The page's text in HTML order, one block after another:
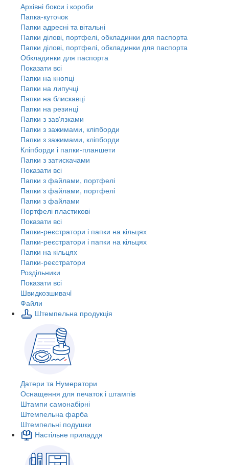
Архівні бокси і короби
Папка-куточок
Папки адресні та вітальні
Папки ділові, портфелі, обкладинки для паспорта
Папки ділові, портфелі, обкладинки для паспорта
Обкладинки для паспорта
Показати всі
Папки на кнопці
Папки на липучці
Папки на блискавці
Папки на резинці
Папки з зав'язками
Папки з зажимами, кліпборди
Папки з зажимами, кліпборди
Кліпборди і папки-планшети
Папки з затискачами
Показати всі
Папки з файлами, портфелі
Папки з файлами, портфелі
Папки з файлами
Портфелі пластикові
Показати всі
Папки-реєстратори і папки на кільцях
Папки-реєстратори і папки на кільцях
Папки на кільцях
Папки-реєстратори
Роздільники
Показати всі
Швидкозшивачi
Файли
Штемпельна продукція
Датери та Нумератори
Оснащення для печаток і штампів
Штампи самонабірні
Штемпельна фарба
Штемпельні подушки
Настільне приладдя